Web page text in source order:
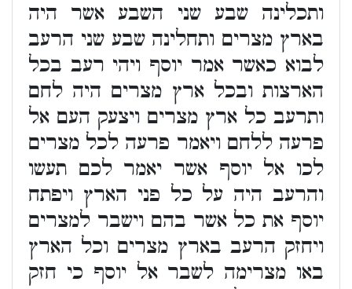
ותכלינה שבע שני השבע אשר היה
בארץ מצרים ותחלינה שבע שני הרעב
לבוא כאשר אמר יוסף ויהי רעב בכל
הארצות ובכל ארץ מצרים היה לחם
ותרעב כל ארץ מצרים ויצעק העם אל
פרעה ללחם ויאמר פרעה לכל מצרים
לכו אל יוסף אשר יאמר לכם תעשו
והרעב היה על כל פני הארץ ויפתח
יוסף את כל אשר בהם וישבר למצרים
ויחזק הרעב בארץ מצרים וכל הארץ
באו מצרימה לשבר אל יוסף כי חזק